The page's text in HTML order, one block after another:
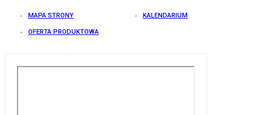
MAPA STRONY KALENDARIUM
OFERTA PRODUKTOWA